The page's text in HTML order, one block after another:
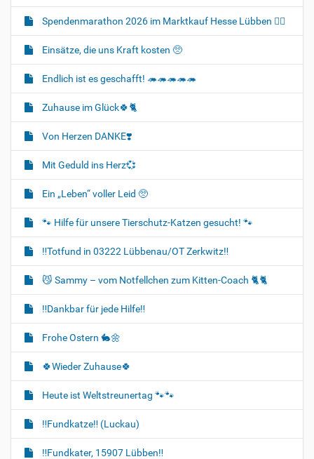
Spendenmarathon 2026 im Marktkauf Hesse Lübben 👍🏻
Einsätze, die uns Kraft kosten 🥺
Endlich ist es geschafft! 🦔🦔🦔🦔🦔
Zuhause im Glück🍀🐈‍
Von Herzen DANKE❣️
Mit Geduld ins Herz💞
Ein „Leben“ voller Leid 🥺
🐾 Hilfe für unsere Tierschutz-Katzen gesucht! 🐾
‼️Totfund in 03222 Lübbenau/OT Zerkwitz‼️
😼 Sammy – vom Notfellchen zum Kitten-Coach 🐈🐈‍
‼️Dankbar für jede Hilfe‼️
Frohe Ostern 🐇🌼
🍀Wieder Zuhause🍀
Heute ist Weltstreunertag 🐾🐾
‼️Fundkatze‼️ (Luckau)
‼️Fundkater, 15907 Lübben‼️